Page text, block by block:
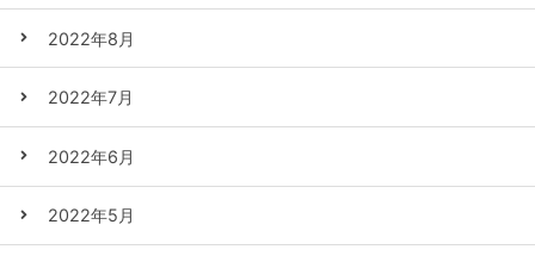
2022年8月
2022年7月
2022年6月
2022年5月